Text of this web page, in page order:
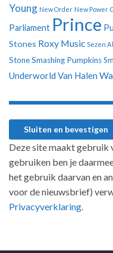
Young New Order New Power
Parliament Prince
Stones Roxy Music Sezen
StoneSmashing Pumpkins
Underworld Van Halen
Deze site maakt gebruik
gebruiken ben je
het gebruik daarvan en
voor de nieuwsbrief)
Privacyverklaring.